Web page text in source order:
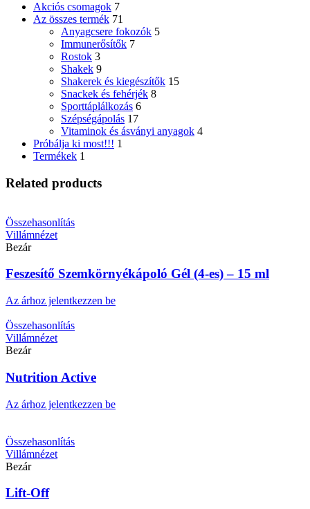
Akciós csomagok 7
Az összes termék 71
Anyagcsere fokozók 5
Immunerősítők 7
Rostok 3
Shakek 9
Shakerek és kiegészítők 15
Snackek és fehérjék 8
Sporttáplálkozás 6
Szépségápolás 17
Vitaminok és ásványi anyagok 4
Próbálja ki most!!! 1
Termékek 1
Related products
Összehasonlítás
Villámnézet
Bezár
Feszesítő Szemkörnyékápoló Gél (4-es) – 15 ml
Az árhoz jelentkezzen be
Összehasonlítás
Villámnézet
Bezár
Nutrition Active
Az árhoz jelentkezzen be
Összehasonlítás
Villámnézet
Bezár
Lift-Off